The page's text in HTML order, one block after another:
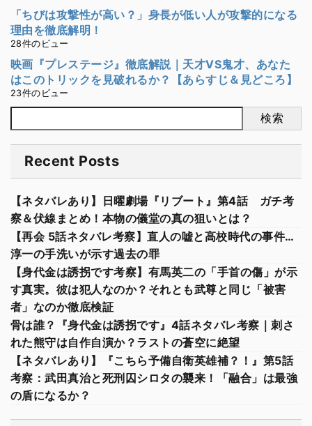
「ちびは攻撃性が高い？」身長が低い人が攻撃的になる
理由を徹底解明！
28件のビュー
映画『プレステージ』徹底解説｜天才VS鬼才、あなた
はこのトリックを見破れるか？【あらすじ＆見どころ】
23件のビュー
検索
Recent Posts
【ネタバレあり】日曜劇場『リブート』第4話 ガチ考
察＆伏線まとめ！本物の儀堂の真の狙いとは？
【再会 5話ネタバレ考察】直人の嘘と高校時代の事件…
淳一の手洗いが示す過去の罪
【身代金は誘拐です考察】有馬英二の「手首の傷」が示
す真実。彼は犯人なのか？それとも武尊と同じ「被害
者」なのか徹底検証
骨は誰？『身代金は誘拐です』4話ネタバレ考察｜刺さ
れた熊守は自作自演か？ラストの蒼空に絶望
【ネタバレあり】『こちら予備自衛英雄補？！』第5話
考察：武田真治と死刑囚シロタの襲来！「融合」は最強
の盾になるか？